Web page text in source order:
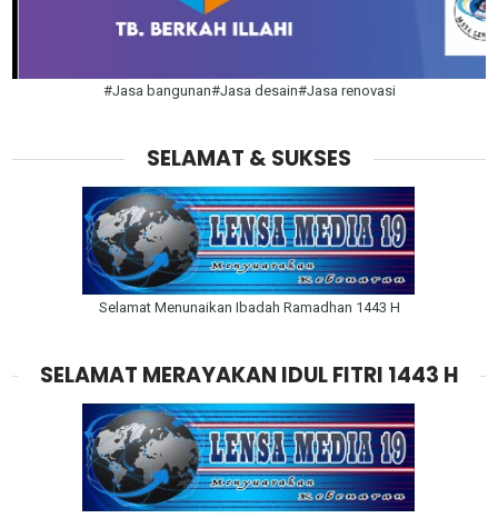
#Jasa bangunan#Jasa desain#Jasa renovasi
SELAMAT & SUKSES
Selamat Menunaikan Ibadah Ramadhan 1443 H
SELAMAT MERAYAKAN IDUL FITRI 1443 H